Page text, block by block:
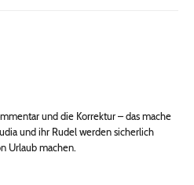
und die Korrektur – das mache
und ihr Rudel werden sicherlich
Urlaub machen.